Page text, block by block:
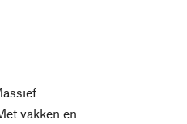
vakken en